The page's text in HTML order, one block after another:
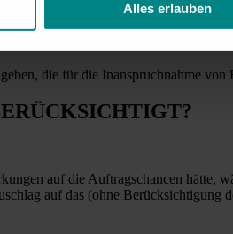
Alles erlauben
GEKNÜPFT?
die für die Inanspruchnahme von
auf die Auftragschancen hätte,
auf das (ohne Berücksichtigung